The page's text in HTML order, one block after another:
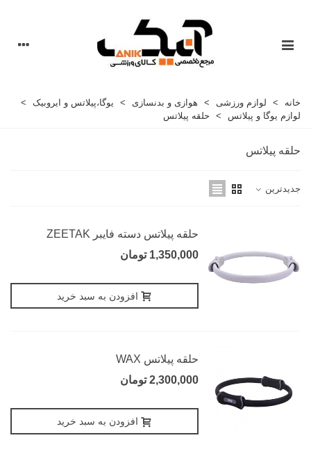
خانه > لوازم ورزشی > هوازی و بدنسازی > یوگا،پیلاتس و ایروبیک
>
لوازم یوگا و پیلاتس
> حلقه پیلاتس
حلقه پیلاتس
جدیدترین
حلقه پیلاتس دسته فایبر ZEETAK
1,350,000 تومان
افزودن به سبد خرید
حلقه پیلاتس WAX
2,300,000 تومان
افزودن به سبد خرید